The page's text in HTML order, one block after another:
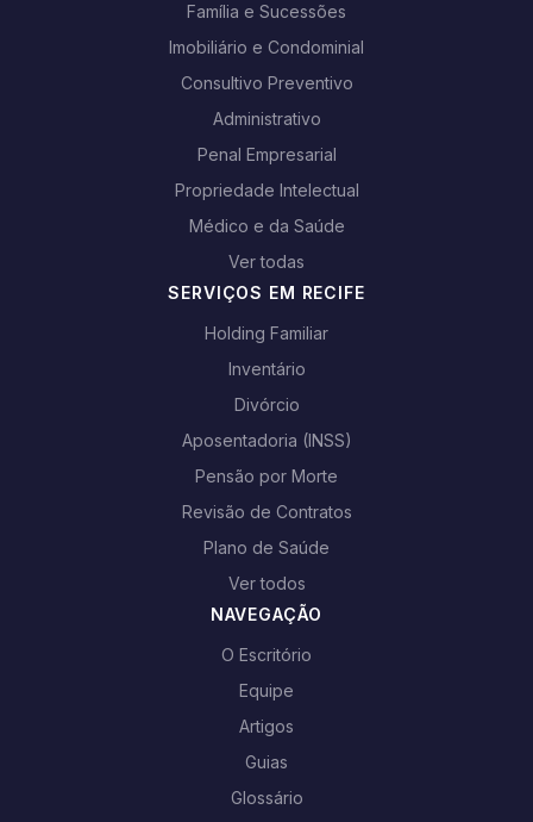
Família e Sucessões
Imobiliário e Condominial
Consultivo Preventivo
Administrativo
Penal Empresarial
Propriedade Intelectual
Médico e da Saúde
Ver todas
SERVIÇOS EM RECIFE
Holding Familiar
Inventário
Divórcio
Aposentadoria (INSS)
Pensão por Morte
Revisão de Contratos
Plano de Saúde
Ver todos
NAVEGAÇÃO
O Escritório
Equipe
Artigos
Guias
Glossário